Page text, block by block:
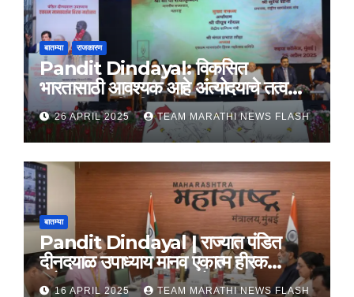
बातम्या राजकारण
Pandit Dindayal: विकसित
भारतासाठी आवश्यक आहे अंत्योदयाचे तत्वज्ञान
– राज्यपाल सी. पी. राधाकृष्णन
26 APRIL 2025 TEAM MARATHI NEWS FLASH
बातम्या
Pandit Dindayal | राज्यात पंडित
दीनदयाळ उपाध्याय मानव एकात्म हीरक
महोत्सव, 22-25 दरम्यान होणार साजरा
16 APRIL 2025 TEAM MARATHI NEWS FLASH